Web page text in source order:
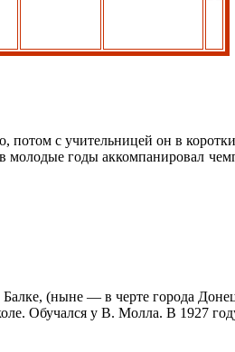
потом с учительницей он в
молодые годы аккомпанировал
Балке, (ныне — в черте города
Обучался у В. Молла. В 1927